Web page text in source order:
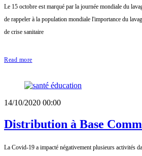
Le 15 octobre est marqué par la journée mondiale du
de rappeler à la population mondiale l'importance du
de crise sanitaire
Read more
14/10/2020 00:00
Distribution à Base
La Covid-19 a impacté négativement plusieurs activités